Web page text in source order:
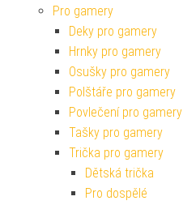
Pro gamery
Deky pro gamery
Hrnky pro gamery
Osušky pro gamery
Polštáře pro gamery
Povlečení pro gamery
Tašky pro gamery
Trička pro gamery
Dětská trička
Pro dospělé